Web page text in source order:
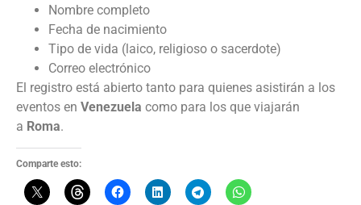
Nombre completo
Fecha de nacimiento
Tipo de vida (laico, religioso o sacerdote)
Correo electrónico
El registro está abierto tanto para quienes asistirán a los
eventos en Venezuela como para los que viajarán
a Roma.
Comparte esto: